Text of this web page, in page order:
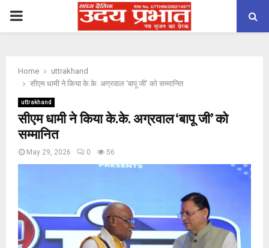
PRIMARY
Home
uttrakhand
सीएम धामी ने किया के.के. अग्रवाल ‘बापू जी’ को सम्मानित
uttrakhand
सीएम धामी ने किया के.के. अग्रवाल ‘बापू जी’ को
सम्मानित
May 29, 2026 0 56